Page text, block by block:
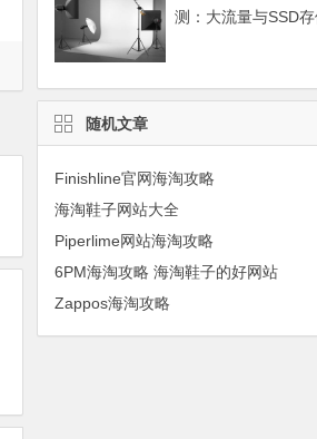
测：大流量与SSD
随机文章
Finishline官网海淘攻略
海淘鞋子网站大全
Piperlime网站海淘攻略
6PM海淘攻略 海淘鞋子的好网站
Zappos海淘攻略